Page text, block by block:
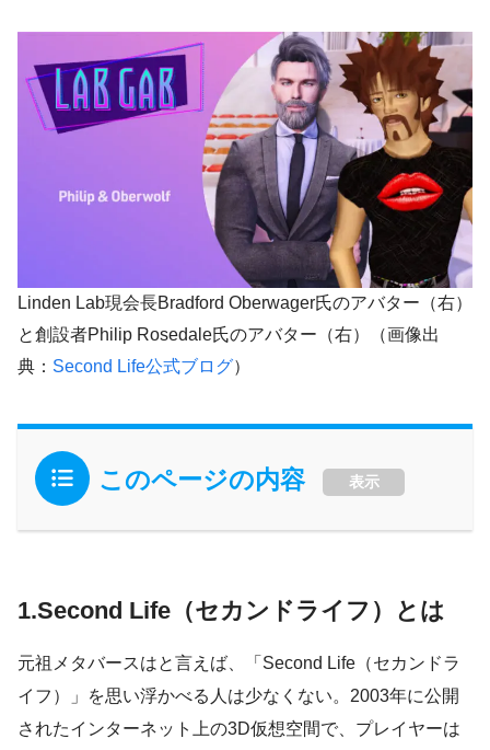
Linden Lab現会長Bradford Oberwager氏のアバター（右）
と創設者Philip Rosedale氏のアバター（右）（画像出
典： Second Life公式ブログ）
このページの内容 表示
1.Second Life（セカンドライフ）とは
元祖メタバースはと言えば、「Second Life（セカンドラ
イフ）」を思い浮かべる人は少なくない。2003年に公開
されたインターネット上の3D仮想空間で、プレイヤーは